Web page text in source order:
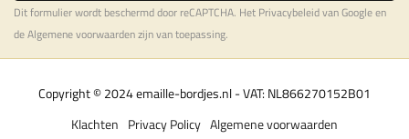
Dit formulier wordt beschermd door reCAPTCHA. Het Privacybeleidvan Google en
deAlgemene voorwaardenzijn van toepassing.
Copyright © 2024 emaille-bordjes.nl - VAT: NL866270152B01
Algemene voorwaarden
Privacy Policy
Klachten